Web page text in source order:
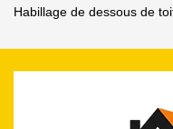
Habillage de dessous de